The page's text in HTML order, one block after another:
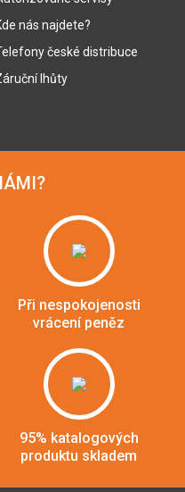
nás najdete?
české distribuce
lhůty
Při nespokojenosti
vrácení peněz
95% katalogových
produktu skladem